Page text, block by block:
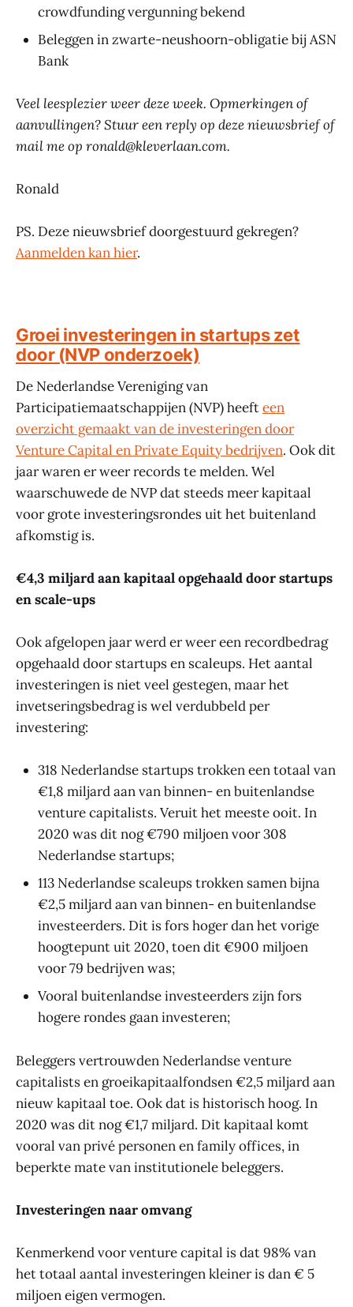
crowdfunding vergunning bekend
Beleggen in zwarte-neushoorn-obligatie bij ASN
Bank
Veel leesplezier weer deze week. Opmerkingen of
aanvullingen? Stuur een reply op deze nieuwsbrief of
mail me op ronald@kleverlaan.com.
Ronald
PS. Deze nieuwsbrief doorgestuurd gekregen?
Aanmelden kan hier.
Groei investeringen in startups zet
door (NVP onderzoek)
De Nederlandse Vereniging van
Participatiemaatschappijen (NVP) heefteen
overzicht gemaakt van de investeringen door
Venture Capital en Private Equity bedrijven. Ook dit
jaar waren er weer records te melden. Wel
waarschuwede de NVP dat steeds meer kapitaal
voor grote investeringsrondes uit het buitenland
afkomstig is.
€4,3 miljard aan kapitaal opgehaald door startups
en scale-ups
Ook afgelopen jaar werd er weer een recordbedrag
opgehaald door startups en scaleups. Het aantal
investeringen is niet veel gestegen, maar het
invetseringsbedrag is wel verdubbeld per
investering:
318 Nederlandse startups trokken een totaal van
€1,8 miljard aan van binnen- en buitenlandse
venture capitalists. Veruit het meeste ooit. In
2020 was dit nog €790 miljoen voor 308
Nederlandse startups;
113 Nederlandse scaleups trokken samen bijna
€2,5 miljard aan van binnen- en buitenlandse
investeerders. Dit is fors hoger dan het vorige
hoogtepunt uit 2020, toen dit €900 miljoen
voor 79 bedrijven was;
Vooral buitenlandse investeerders zijn fors
hogere rondes gaan investeren;
Beleggers vertrouwden Nederlandse venture
capitalists en groeikapitaalfondsen €2,5 miljard aan
nieuw kapitaal toe. Ook dat is historisch hoog. In
2020 was dit nog €1,7 miljard. Dit kapitaal komt
vooral van privé personen en family offices, in
beperkte mate van institutionele beleggers.
Investeringen naar omvang
Kenmerkend voor venture capital is dat 98% van
het totaal aantal investeringen kleiner is dan € 5
miljoen eigen vermogen.